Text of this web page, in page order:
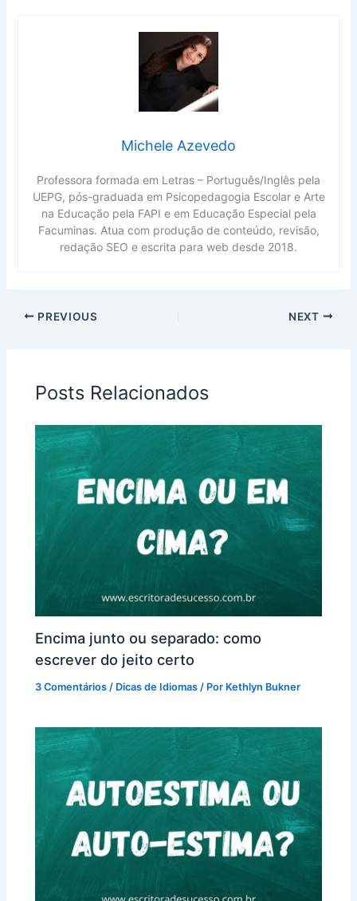
Michele Azevedo
Professora formada em Letras – Português/Inglês pela
UEPG, pós-graduada em Psicopedagogia Escolar e Arte
na Educação pela FAPI e em Educação Especial pela
Facuminas. Atua com produção de conteúdo, revisão,
redação SEO e escrita para web desde 2018.
PREVIOUS NEXT
Posts Relacionados
Encima junto ou separado: como
escrever do jeito certo
3 Comentários / Dicas de Idiomas / Por Kethlyn Bukner